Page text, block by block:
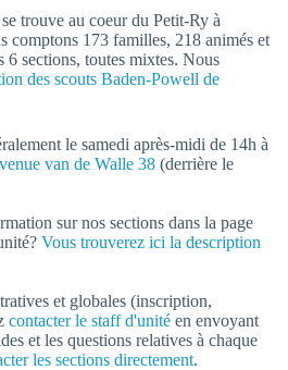
trouve au coeur du Petit-Ry à
comptons 173 familles, 218 animés et
6 sections, toutes mixtes. Nous
des scouts Baden-Powell de
le samedi après-midi de 14h à
van de Walle 38 (derrière le
sur nos sections dans la page
Vous trouverez ici la description
et globales (inscription,
contacter le staff d'unité en envoyant
et les questions relatives à chaque
les sections directement.